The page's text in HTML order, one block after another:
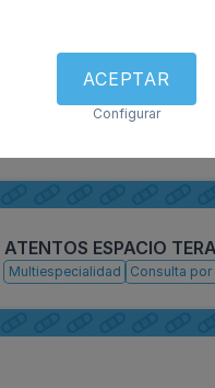
Cerrado · Abre a las 08:00
ATENTOS ESPACIO
Multiespecialidad Consulta
ACEPTAR
Configurar